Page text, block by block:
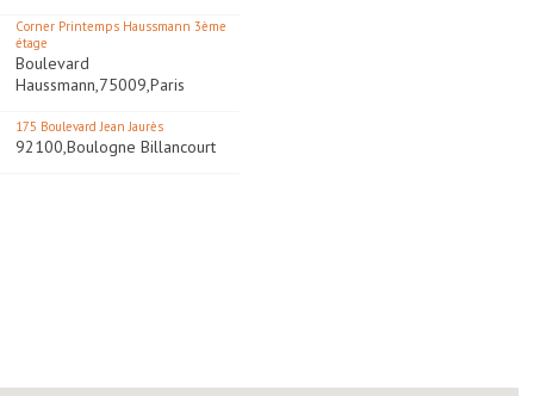
Corner Printemps Haussmann 3ème
étage
Boulevard
Haussmann,75009,Paris
175 Boulevard Jean Jaurès
92100,Boulogne Billancourt